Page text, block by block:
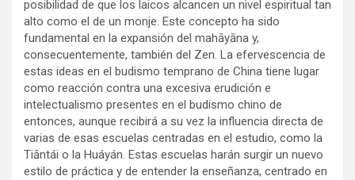
posibilidad de que los laicos alcancen un nivel espiritual tan
alto como el de un monje. Este concepto ha sido
fundamental en la expansión del mahāyāna y,
consecuentemente, también del Zen. La efervescencia de
estas ideas en el budismo temprano de China tiene lugar
como reacción contra una excesiva erudición e
intelectualismo presentes en el budismo chino de
entonces, aunque recibirá a su vez la influencia directa de
varias de esas escuelas centradas en el estudio, como la
Tiāntái o la Huáyán. Estas escuelas harán surgir un nuevo
estilo de práctica y de entender la enseñanza, centrado en